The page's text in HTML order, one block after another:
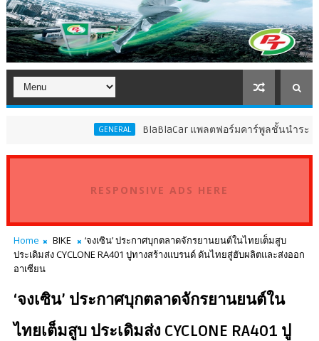
BlaBlaCar แพลตฟอร์มคาร์พูลชั้นนำระดับโลก ประก
RESPONSIVE ADS HERE
Home BIKE
‘จงเซิน’ ประกาศบุกตลาดจักรยานยนต์ในไทยเต็มสูบ
ประเดิมส่ง CYCLONE RA401 ปูทางสร้างแบรนด์ ดันไทยสู่ฮับผลิตและส่งออก
อาเซียน
‘จงเซิน’ ประกาศบุกตลาดจักรยานยนต์ใน
ไทยเต็มสูบ ประเดิมส่ง CYCLONE RA401 ปู